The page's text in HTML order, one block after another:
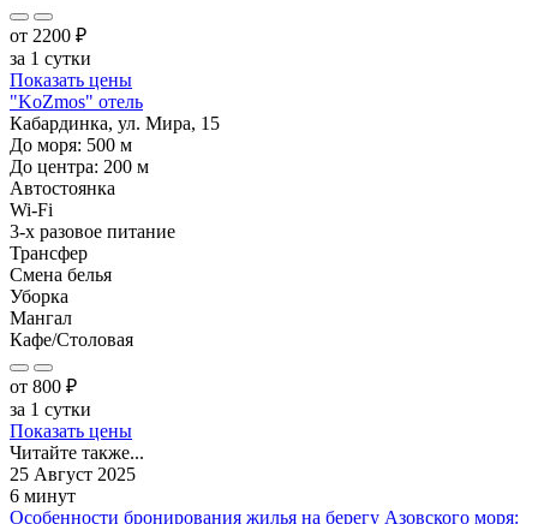
от 2200 ₽
за 1 сутки
Показать цены
"KoZmos" отель
Кабардинка, ул. Мира, 15
До моря: 500 м
До центра: 200 м
Автостоянка
Wi-Fi
3-х разовое питание
Трансфер
Смена белья
Уборка
Мангал
Кафе/Столовая
от 800 ₽
за 1 сутки
Показать цены
Читайте также...
25 Август 2025
6 минут
Особенности бронирования жилья на берегу Азовского моря: